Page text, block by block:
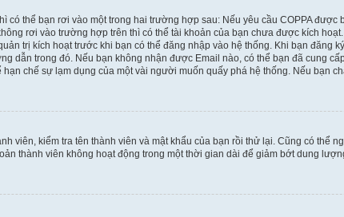
có thể bạn rơi vào một trong hai trường hợp sau: Nếu yêu cầu COPPA
rơi vào trường hợp trên thì có thể tài khoản của bạn chưa được kích
trị kích hoạt trước khi bạn có thể đăng nhập vào hệ thống. Khi bạn đăng
dẫn trong đó. Nếu bạn không nhận được Email nào, có thể bạn đã cung
chế sự lạm dụng của một vài người muốn quấy phá hệ thống. Nếu bạn
viên, kiểm tra tên thành viên và mật khẩu của bạn rồi thử lại. Cũng có thể
thành viên không hoạt động trong một thời gian dài để giảm bớt dung